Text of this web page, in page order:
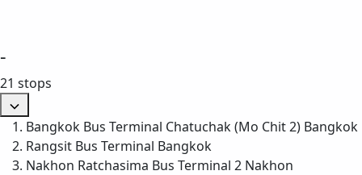
-
21 stops
Bangkok Bus Terminal Chatuchak (Mo Chit 2) Bangkok
Rangsit Bus Terminal Bangkok
Nakhon Ratchasima Bus Terminal 2 Nakhon